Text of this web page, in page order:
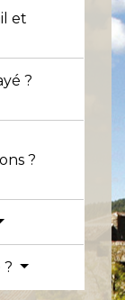
et
?
?
?